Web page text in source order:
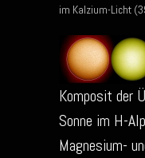
im Kalzium-Licht
Komposit der
Sonne im H-
Magnesium-